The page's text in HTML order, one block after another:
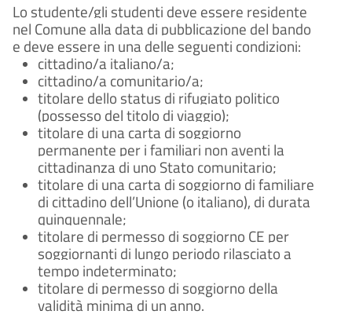
Lo studente/gli studenti deve essere residente
nel Comune alla data di pubblicazione del bando
e deve essere in una delle seguenti condizioni:
cittadino/a italiano/a;
cittadino/a comunitario/a;
titolare dello status di rifugiato politico
(possesso del titolo di viaggio);
titolare di una carta di soggiorno
permanente per i familiari non aventi la
cittadinanza di uno Stato comunitario;
titolare di una carta di soggiorno di familiare
di cittadino dell’Unione (o italiano), di durata
quinquennale;
titolare di permesso di soggiorno CE per
soggiornanti di lungo periodo rilasciato a
tempo indeterminato;
titolare di permesso di soggiorno della
validità minima di un anno.